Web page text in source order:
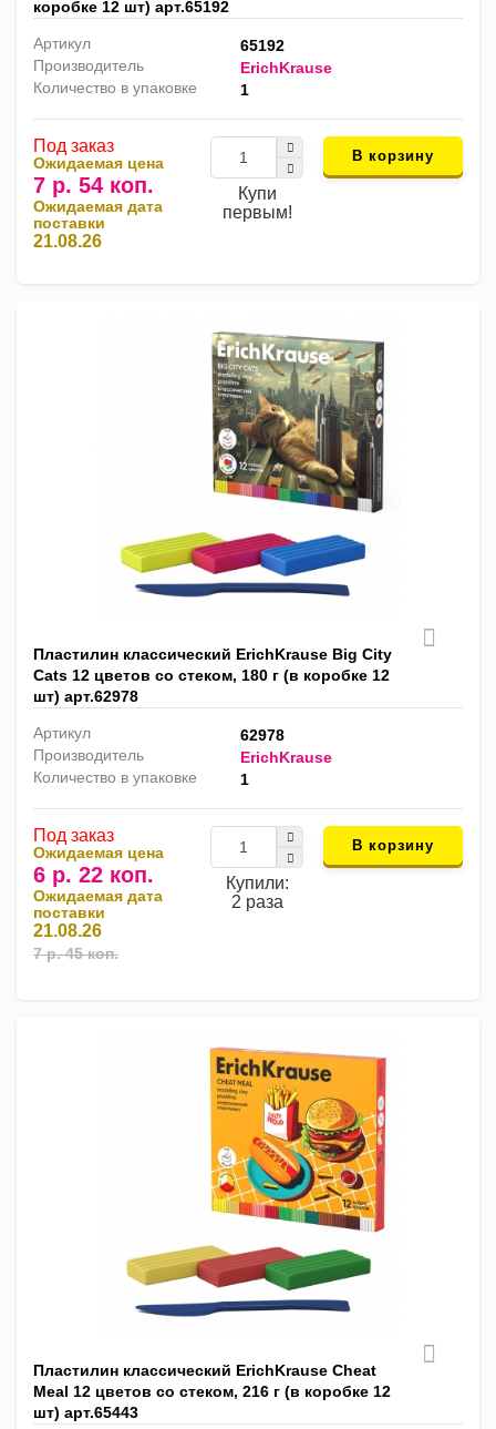
коробке 12 шт) арт.65192
Артикул
65192
Производитель
ErichKrause
Количество в упаковке
1
Под заказ
Ожидаемая цена
7 р. 54 коп.
Ожидаемая дата
поставки
21.08.26
Купи
первым!
В корзину
Пластилин классический ErichKrause Big City
Cats 12 цветов со стеком, 180 г (в коробке 12
шт) арт.62978
Артикул
62978
Производитель
ErichKrause
Количество в упаковке
1
Под заказ
Ожидаемая цена
6 р. 22 коп.
Ожидаемая дата
поставки
21.08.26
7 р. 45 коп.
Купили:
2 раза
В корзину
Пластилин классический ErichKrause Cheat
Meal 12 цветов со стеком, 216 г (в коробке 12
шт) арт.65443